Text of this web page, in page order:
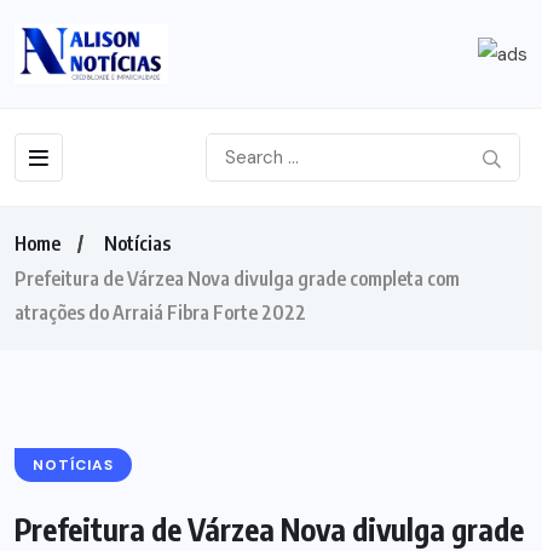
Home
Notícias
Prefeitura de Várzea Nova divulga grade completa com
atrações do Arraiá Fibra Forte 2022
NOTÍCIAS
Prefeitura de Várzea Nova divulga grade